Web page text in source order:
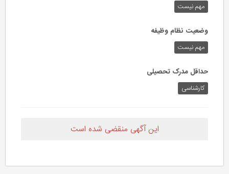
مهم نیست
وضعیت نظام وظیفه
مهم‌ نیست
حداقل مدرک تحصیلی
کارشناسی
این آگهی منقضی شده است